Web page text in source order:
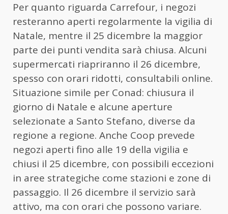
Per quanto riguarda Carrefour, i negozi
resteranno aperti regolarmente la vigilia di
Natale, mentre il 25 dicembre la maggior
parte dei punti vendita sarà chiusa. Alcuni
supermercati riapriranno il 26 dicembre,
spesso con orari ridotti, consultabili online.
Situazione simile per Conad: chiusura il
giorno di Natale e alcune aperture
selezionate a Santo Stefano, diverse da
regione a regione. Anche Coop prevede
negozi aperti fino alle 19 della vigilia e
chiusi il 25 dicembre, con possibili eccezioni
in aree strategiche come stazioni e zone di
passaggio. Il 26 dicembre il servizio sarà
attivo, ma con orari che possono variare.